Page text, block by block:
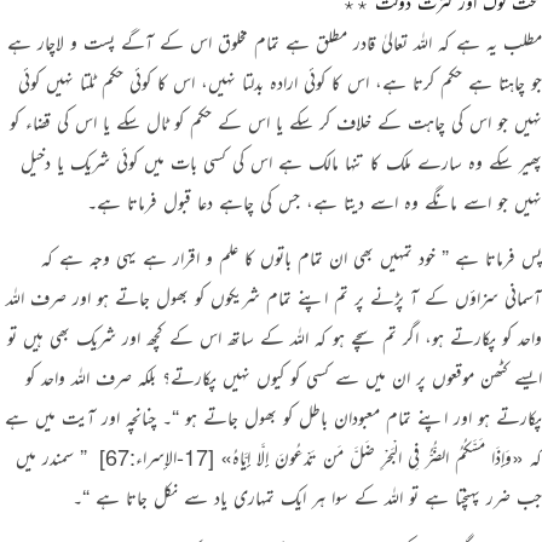
مطلب یہ ہے کہ اللہ تعالیٰ قادر مطلق ہے تمام مخلوق اس کے آگے پست و لاچار ہے
جو چاہتا ہے حکم کرتا ہے، اس کا کوئی ارادہ بدلتا نہیں، اس کا کوئی حکم ٹلتا نہیں کوئی
نہیں جو اس کی چاہت کے خلاف کر سکے یا اس کے حکم کو ٹال سکے یا اس کی قضاء کو
پھیر سکے وہ سارے ملک کا تنہا مالک ہے اس کی کسی بات میں کوئی شریک یا دخیل
نہیں جو اسے مانگے وہ اسے دیتا ہے، جس کی چاہے دعا قبول فرماتا ہے۔
پس فرماتا ہے ” خود تمہیں بھی ان تمام باتوں کا علم و اقرار ہے یہی وجہ ہے کہ
آسمانی سزاؤں کے آ پڑنے پر تم اپنے تمام شریکوں کو بھول جاتے ہو اور صرف اللہ
واحد کو پکارتے ہو، اگر تم سچے ہو کہ اللہ کے ساتھ اس کے کچھ اور شریک بھی ہیں تو
ایسے کٹھن موقعوں پر ان میں سے کسی کو کیوں نہیں پکارتے؟ بلکہ صرف اللہ واحد کو
پکارتے ہو اور اپنے تمام معبودان باطل کو بھول جاتے ہو “۔ چنانچہ اور آیت میں ہے
کہ «وَإِذَا مَسَّكُمُ الضُّرُّ فِي الْبَحْرِ ضَلَّ مَن تَدْعُونَ إِلَّا إِيَّاهُ» [17-الإسراء:67]
” سمندر میں
جب ضرر پہنچتا ہے تو اللہ کے سوا ہر ایک تمہاری یاد سے نکل جاتا ہے “۔